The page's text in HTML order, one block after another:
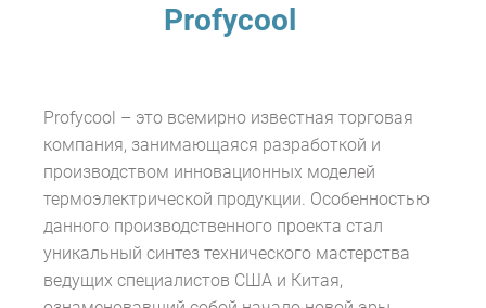
Profycool
Profycool – это всемирно известная торговая
компания, занимающаяся разработкой и
производством инновационных моделей
термоэлектрической продукции. Особенностью
данного производственного проекта стал
уникальный синтез технического мастерства
ведущих специалистов США и Китая,